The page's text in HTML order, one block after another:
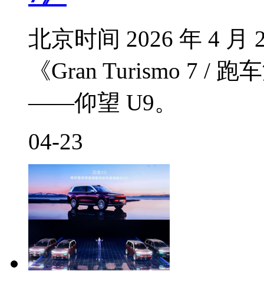
北京时间 2026 年 4 月
《Gran Turismo 7 / 跑
——仰望 U9。
04-23